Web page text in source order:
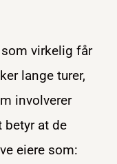
som virkelig får
lange turer,
involverer
betyr at de
eiere som: